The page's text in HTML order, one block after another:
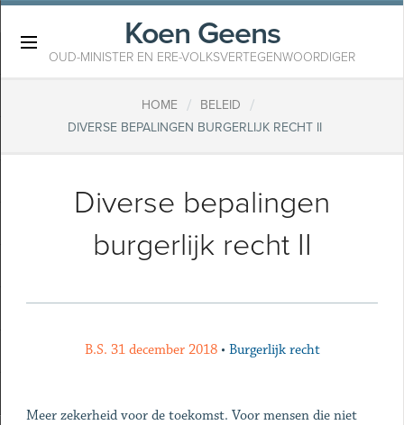
Koen Geens
OUD-MINISTER EN ERE-VOLKSVERTEGENWOORDIGER
HOME / BELEID /
DIVERSE BEPALINGEN BURGERLIJK RECHT II
Diverse bepalingen
burgerlijk recht II
B.S. 31 december 2018 • Burgerlijk recht
Meer zekerheid voor de toekomst. Voor mensen die niet